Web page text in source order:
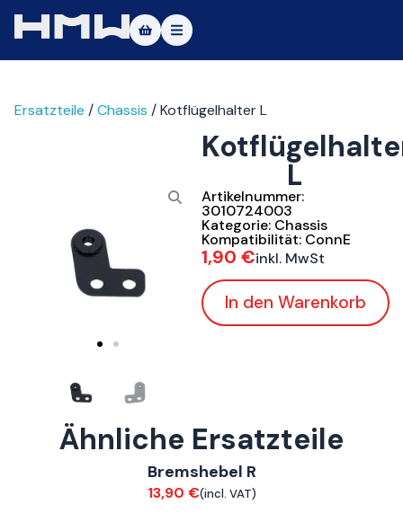
Über uns
Fahrzeuge
Testfahrt
Service
Kontakt
|EN
Ersatzteile /Chassis / Kotflügelhalter L
L
Artikelnummer:
3010724003
Kategorie: Chassis
Kompatibilität: ConnE
1,90 €inkl. MwSt
In den Warenkorb
Ähnliche Ersatzteile
ConnE
Bremshebel R
13,90 €(incl. VAT)